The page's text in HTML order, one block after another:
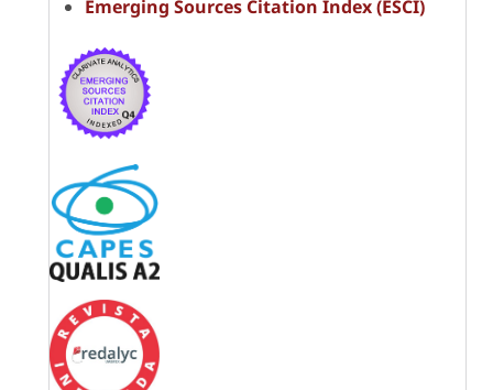
Emerging Sources Citation Index (ESCI)